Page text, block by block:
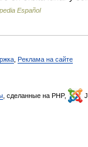
Español
Реклама на сайте
, сделанные на PHP,